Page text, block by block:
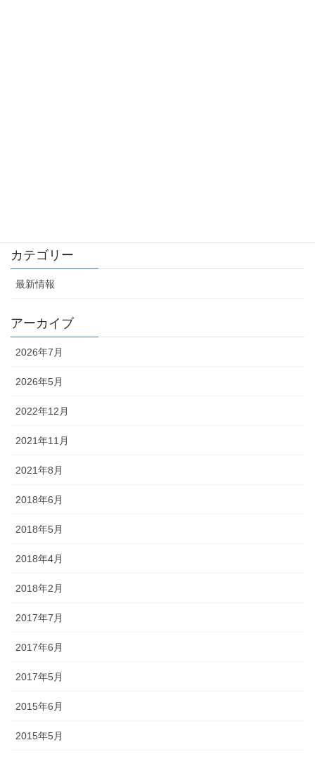
カテゴリー
最新情報
アーカイブ
2026年7月
2026年5月
2022年12月
2021年11月
2021年8月
2018年6月
2018年5月
2018年4月
2018年2月
2017年7月
2017年6月
2017年5月
2015年6月
2015年5月